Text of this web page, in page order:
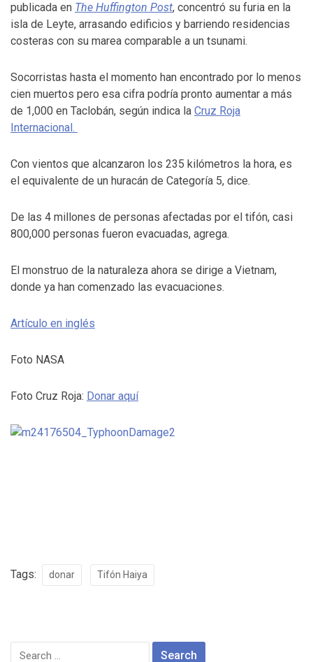
publicada en The Huffington Post, concentró su furia en la
isla de Leyte, arrasando edificios y barriendo residencias
costeras con su marea comparable a un tsunami.
Socorristas hasta el momento han encontrado por lo menos
cien muertos pero esa cifra podría pronto aumentar a más
de 1,000 en Taclobán, según indica la Cruz Roja
Internacional.
Con vientos que alcanzaron los 235 kilómetros la hora, es
el equivalente de un huracán de Categoría 5, dice.
De las 4 millones de personas afectadas por el tifón, casi
800,000 personas fueron evacuadas, agrega.
El monstruo de la naturaleza ahora se dirige a Vietnam,
donde ya han comenzado las evacuaciones.
Artículo en inglés
Foto NASA
Foto Cruz Roja: Donar aquí
Tags: donar Tifón Haiya
Search